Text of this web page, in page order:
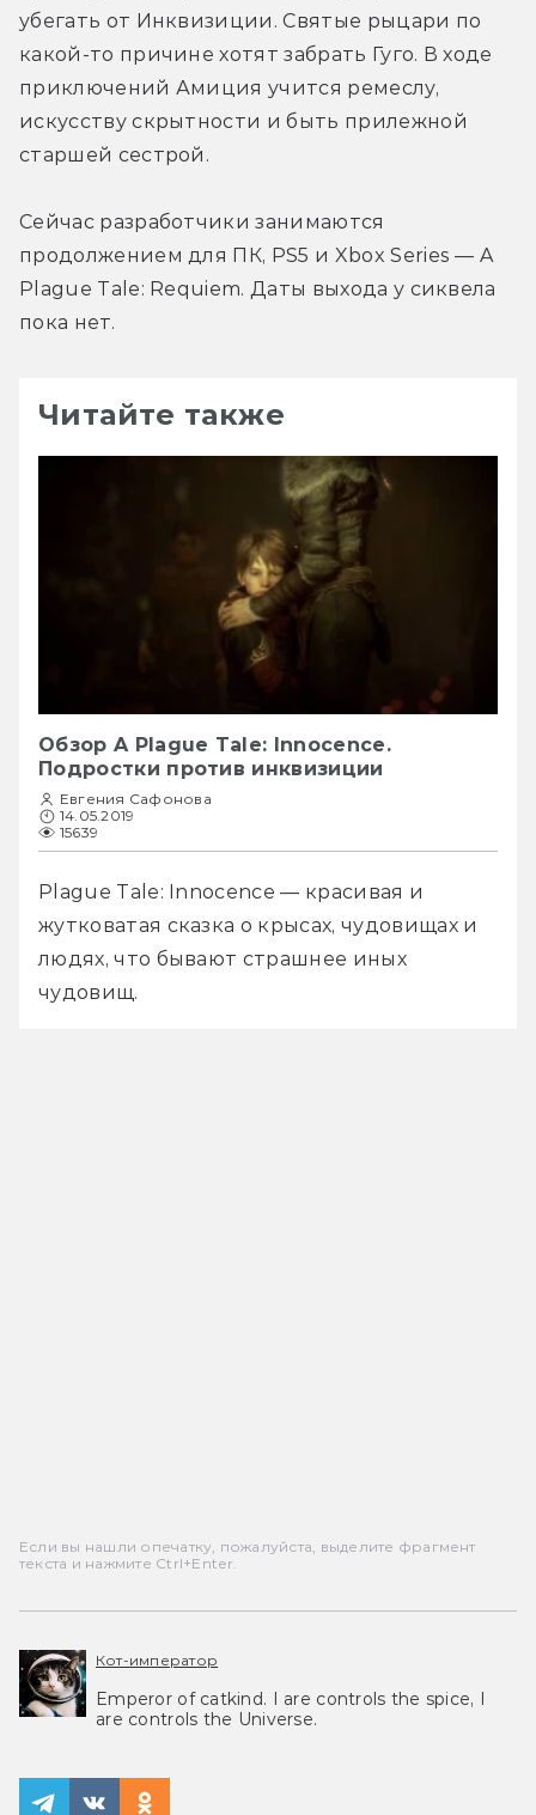
убегать от Инквизиции. Святые рыцари по
какой-то причине хотят забрать Гуго. В ходе
приключений Амиция учится ремеслу,
искусству скрытности и быть прилежной
старшей сестрой.
Сейчас разработчики занимаются
продолжением для ПК, PS5 и Xbox Series — A
Plague Tale: Requiem. Даты выхода у сиквела
пока нет.
Читайте также
Обзор A Plague Tale: Innocence.
Подростки против инквизиции
Евгения Сафонова
14.05.2019
15639
Plague Tale: Innocence — красивая и
жутковатая сказка о крысах, чудовищах и
людях, что бывают страшнее иных
чудовищ.
Если вы нашли опечатку, пожалуйста, выделите фрагмент
текста и нажмите Ctrl+Enter.
Кот-император
Emperor of catkind. I are controls the spice, I
are controls the Universe.